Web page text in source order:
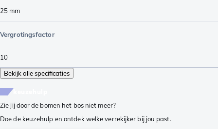
25 mm
Vergrotingsfactor
10
Bekijk alle specificaties
Zie jij door de bomen het bos niet meer?
Doe de keuzehulp en ontdek welke verrekijker bij jou past.